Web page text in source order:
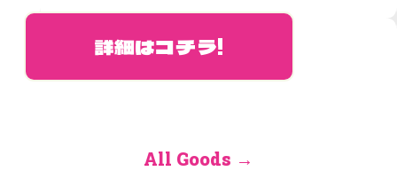
詳細はコチラ!
All Goods